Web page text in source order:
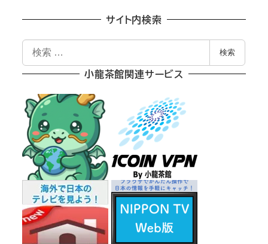
サイト内検索
検
索
検索
小龍茶館関連サービス